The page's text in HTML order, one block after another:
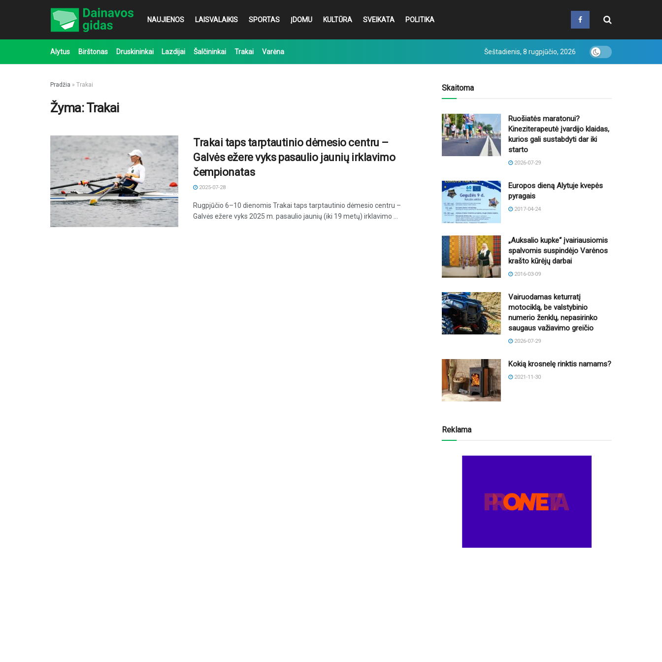
NAUJIENOS LAISVALAIKIS SPORTAS ĮDOMU KULTŪRA SVEIKATA POLITIKA
Alytus Birštonas Druskininkai Lazdijai Šalčininkai Trakai Varėna Šeštadienis, 8 rugpjūčio, 2026
Pradžia » Trakai
Žyma:Trakai
Trakai taps tarptautinio dėmesio centru –
Galvės ežere vyks pasaulio jaunių irklavimo
čempionatas
2025-07-28
Rugpjūčio 6–10 dienomis Trakai taps tarptautinio dėmesio centru –
Galvės ežere vyks 2025 m. pasaulio jaunių (iki 19 metų) irklavimo ...
Skaitoma
Ruošiatės maratonui?
Kineziterapeutė įvardijo klaidas,
kurios gali sustabdyti dar iki
starto
2026-07-29
Europos dieną Alytuje kvepės
pyragais
2017-04-24
„Auksalio kupke“ įvairiausiomis
spalvomis suspindėjo Varėnos
krašto kūrėjų darbai
2016-03-09
Vairuodamas keturratį
motociklą, be valstybinio
numerio ženklų, nepasirinko
saugaus važiavimo greičio
2026-07-29
Kokią krosnelę rinktis namams?
2021-11-30
Reklama